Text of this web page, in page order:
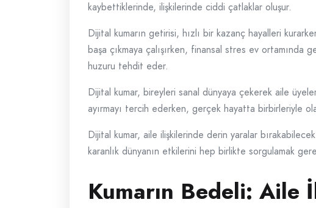
kaybettiklerinde, ilişkilerinde ciddi çatlaklar oluşur.
Dijital kumarın getirisi, hızlı bir kazanç hayalleri
başa çıkmaya çalışırken, finansal stres ev ortamında
huzuru tehdit eder.
Dijital kumar, bireyleri sanal dünyaya çekerek aile
ayırmayı tercih ederken, gerçek hayatta birbirleriyle
Dijital kumar, aile ilişkilerinde derin yaralar
karanlık dünyanın etkilerini hep birlikte sorgulamak
Kumarın Bedeli: Aile